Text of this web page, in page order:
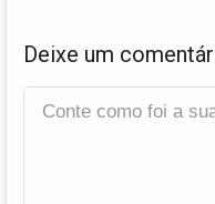
Deixe um